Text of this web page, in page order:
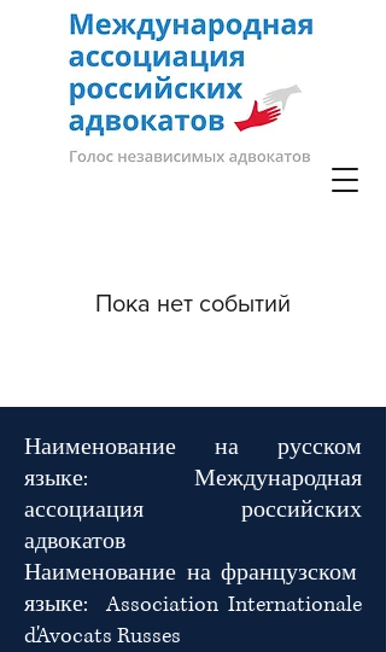
Пока нет событий
Наименование на русском
языке: Международная
ассоциация российских
адвокатов
Наименование на французском
языке:Association Internationale
d'Avocats Russes